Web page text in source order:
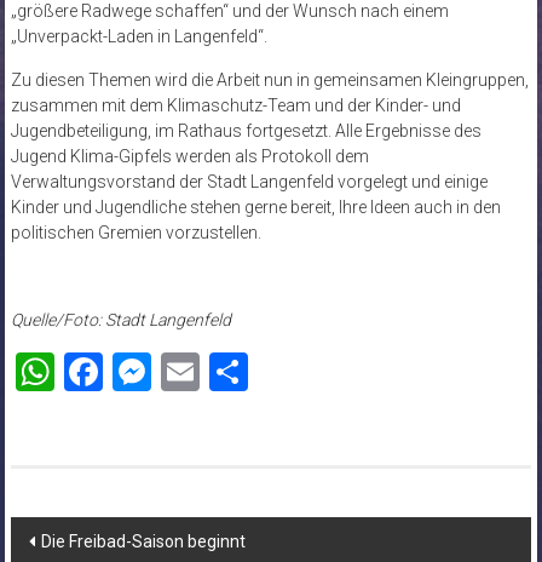
„größere Radwege schaffen“ und der Wunsch nach einem
„Unverpackt-Laden in Langenfeld“.
Zu diesen Themen wird die Arbeit nun in gemeinsamen Kleingruppen,
zusammen mit dem Klimaschutz-Team und der Kinder- und
Jugendbeteiligung, im Rathaus fortgesetzt. Alle Ergebnisse des
Jugend Klima-Gipfels werden als Protokoll dem
Verwaltungsvorstand der Stadt Langenfeld vorgelegt und einige
Kinder und Jugendliche stehen gerne bereit, Ihre Ideen auch in den
politischen Gremien vorzustellen.
Quelle/Foto: Stadt Langenfeld
WhatsApp
Facebook
Messenger
EmailTeilen
Beitragsnavigation
Die Freibad-Saison beginnt